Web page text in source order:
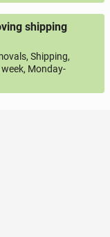
shipping
Shipping,
Monday-